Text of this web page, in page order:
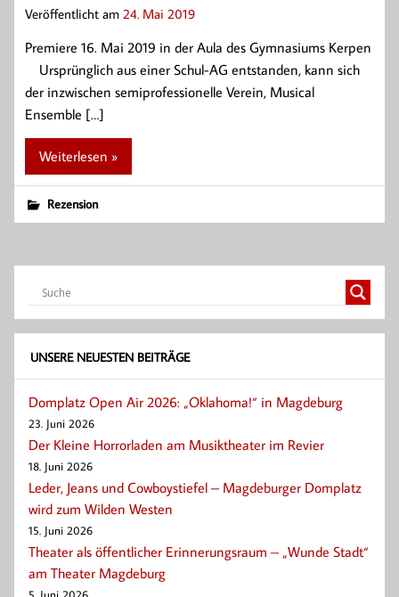
Veröffentlicht am 24. Mai 2019
Premiere 16. Mai 2019 in der Aula des Gymnasiums Kerpen
Ursprünglich aus einer Schul-AG entstanden, kann sich
der inzwischen semiprofessionelle Verein, Musical
Ensemble […]
Weiterlesen »
Rezension
UNSERE NEUESTEN BEITRÄGE
Domplatz Open Air 2026: „Oklahoma!“ in Magdeburg
23. Juni 2026
Der Kleine Horrorladen am Musiktheater im Revier
18. Juni 2026
Leder, Jeans und Cowboystiefel – Magdeburger Domplatz
wird zum Wilden Westen
15. Juni 2026
Theater als öffentlicher Erinnerungsraum – „Wunde Stadt“
am Theater Magdeburg